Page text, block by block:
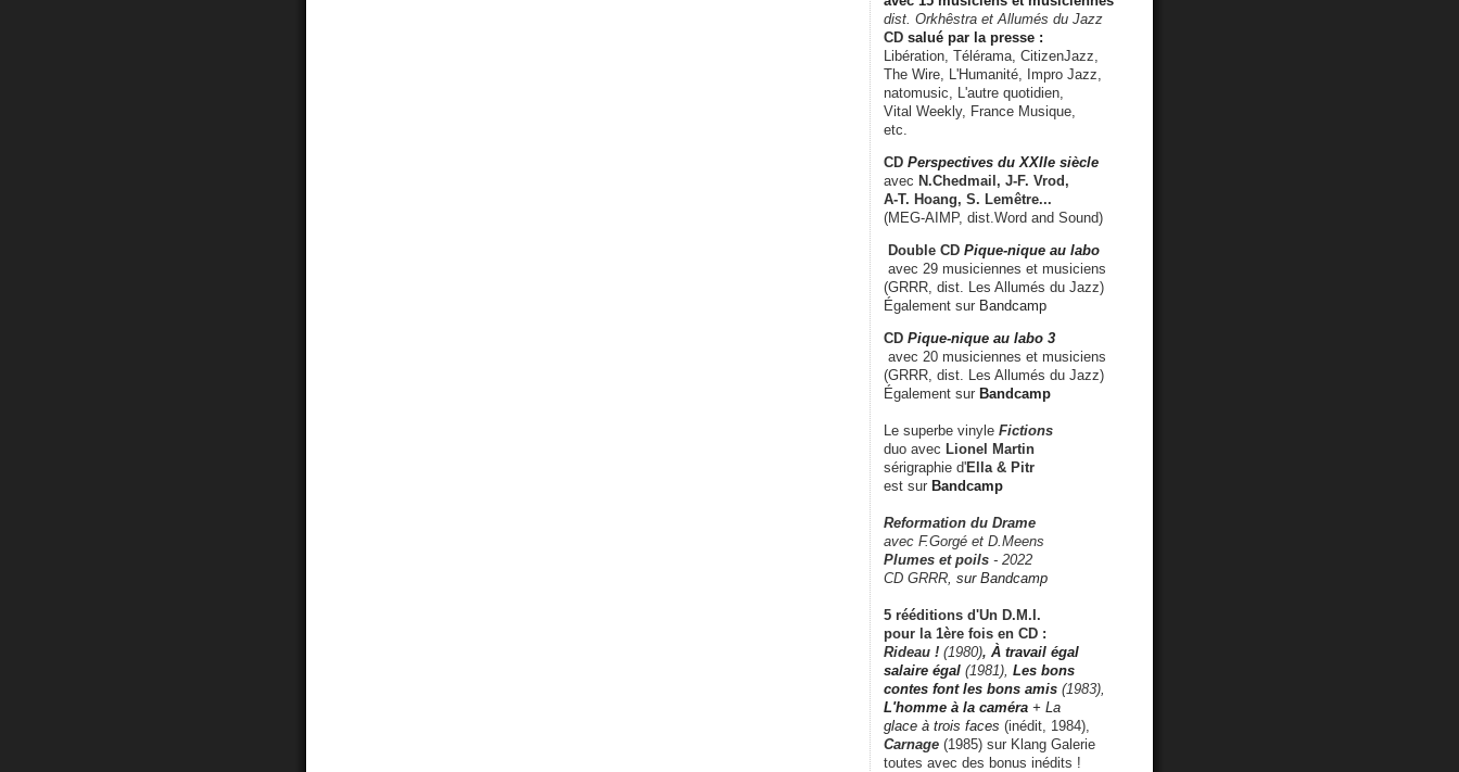
dist. Orkhêstra et Allumés du Jazz
CD salué par la presse :
Libération, Télérama, CitizenJazz,
The Wire, L'Humanité, Impro Jazz,
natomusic, L'autre quotidien,
Vital Weekly, France Musique,
etc.
CD Perspectives du XXIIe siècle
avec N.Chedmail, J-F. Vrod,
A-T. Hoang, S. Lemêtre...
(MEG-AIMP, dist.Word and Sound)
Double CD Pique-nique au labo
avec 29 musiciennes et musiciens
(GRRR, dist. Les Allumés du Jazz)
Également sur Bandcamp
CD Pique-nique au labo 3
avec 20 musiciennes et musiciens
(GRRR, dist. Les Allumés du Jazz)
Également sur Bandcamp
Le superbe vinyle Fictions
duo avec Lionel Martin
sérigraphie d'Ella & Pitr
est sur Bandcamp
Reformation du Drame
avec F.Gorgé et D.Meens
Plumes et poils - 2022
CD GRRR, sur Bandcamp
5 rééditions d'Un D.M.I.
pour la 1ère fois en CD :
Rideau ! (1980), À travail égal
salaire égal (1981), Les bons
contes font les bons amis (1983),
L'homme à la caméra + La
glace à trois faces (inédit, 1984),
Carnage (1985) sur Klang Galerie
toutes avec des bonus inédits !